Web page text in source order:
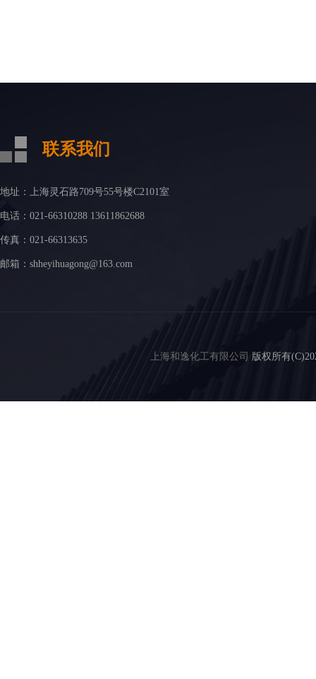
联系我们
地址：上海灵石路709号55号楼C2101室
电话：021-66310288 13611862688
传真：021-66313635
邮箱： shheyihuagong@163.com
上海和逸化工有限公司 版权所有